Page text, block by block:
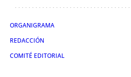
ORGANIGRAMA
REDACCIÓN
COMITÉ EDITORIAL